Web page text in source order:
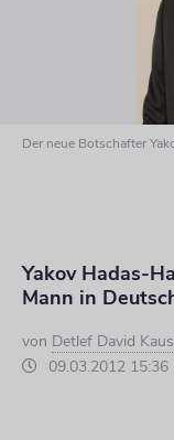
Der neue Botschafter
Yakov Hadas-
Mann in
von Detlef David
09.03.2012 15:36